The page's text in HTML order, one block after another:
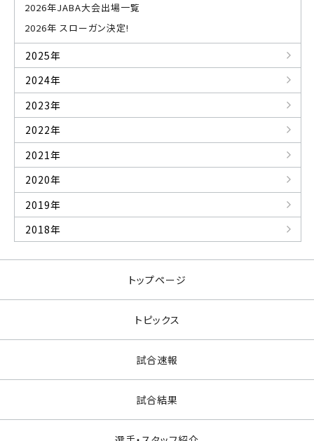
2026年JABA大会出場一覧
2026年 スローガン決定!
2025年
2024年
2023年
2022年
2021年
2020年
2019年
2018年
トップページ
トピックス
試合速報
試合結果